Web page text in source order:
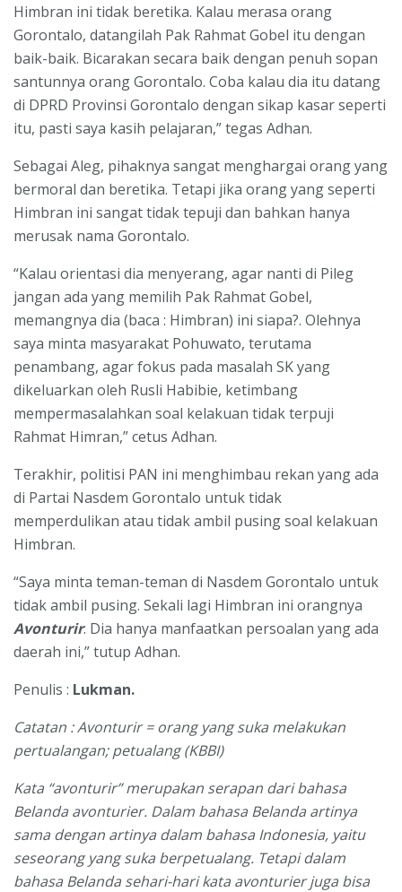
Himbran ini tidak beretika. Kalau merasa orang
Gorontalo, datangilah Pak Rahmat Gobel itu dengan
baik-baik. Bicarakan secara baik dengan penuh sopan
santunnya orang Gorontalo. Coba kalau dia itu datang
di DPRD Provinsi Gorontalo dengan sikap kasar seperti
itu, pasti saya kasih pelajaran,” tegas Adhan.
Sebagai Aleg, pihaknya sangat menghargai orang yang
bermoral dan beretika. Tetapi jika orang yang seperti
Himbran ini sangat tidak tepuji dan bahkan hanya
merusak nama Gorontalo.
“Kalau orientasi dia menyerang, agar nanti di Pileg
jangan ada yang memilih Pak Rahmat Gobel,
memangnya dia (baca : Himbran) ini siapa?. Olehnya
saya minta masyarakat Pohuwato, terutama
penambang, agar fokus pada masalah SK yang
dikeluarkan oleh Rusli Habibie, ketimbang
mempermasalahkan soal kelakuan tidak terpuji
Rahmat Himran,” cetus Adhan.
Terakhir, politisi PAN ini menghimbau rekan yang ada
di Partai Nasdem Gorontalo untuk tidak
memperdulikan atau tidak ambil pusing soal kelakuan
Himbran.
“Saya minta teman-teman di Nasdem Gorontalo untuk
tidak ambil pusing. Sekali lagi Himbran ini orangnya
Avonturir. Dia hanya manfaatkan persoalan yang ada
daerah ini,” tutup Adhan.
Penulis : Lukman.
Catatan : Avonturir = orang yang suka melakukan
pertualangan; petualang (KBBI)
Kata “avonturir” merupakan serapan dari bahasa
Belanda avonturier. Dalam bahasa Belanda artinya
sama dengan artinya dalam bahasa Indonesia, yaitu
seseorang yang suka berpetualang. Tetapi dalam
bahasa Belanda sehari-hari kata avonturier juga bisa